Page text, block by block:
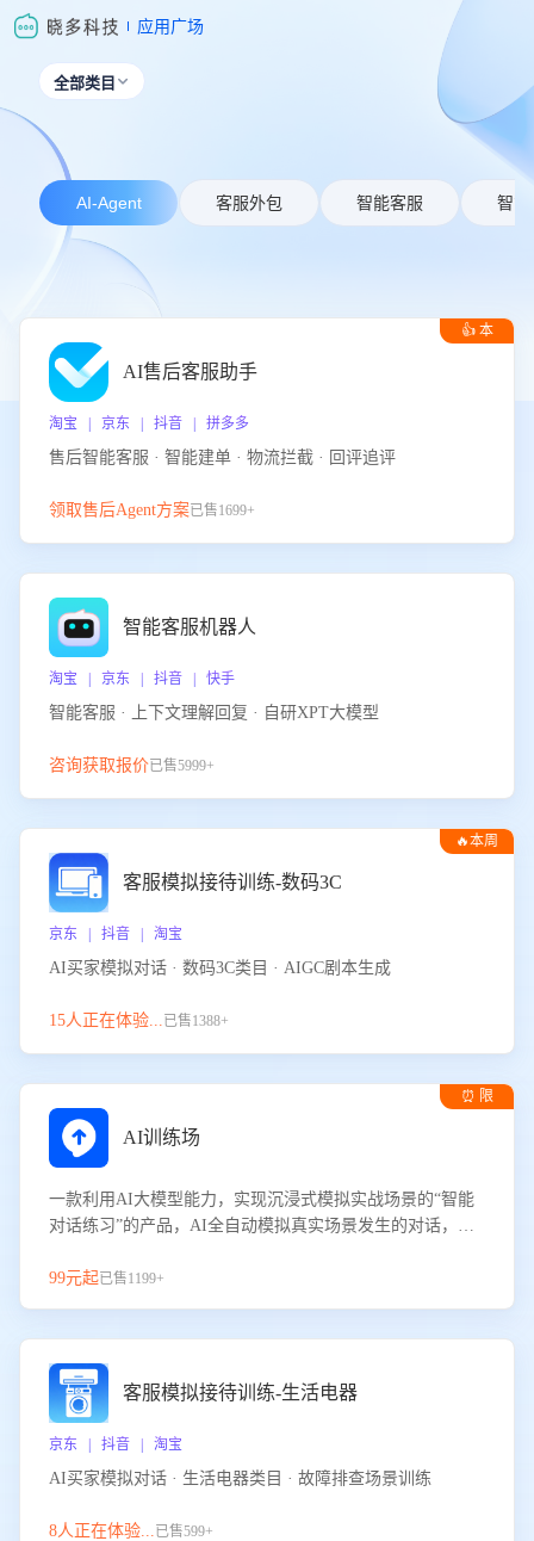
应用广场
全部类目 
AI-Agent 客服外包 智能客服 智能
👍 本
AI售后客服助手
淘宝 | 京东 | 抖音 | 拼多多
售后智能客服 · 智能建单 · 物流拦截 · 回评追评
领取售后Agent方案已售1699+
智能客服机器人
淘宝 | 京东 | 抖音 | 快手
智能客服 · 上下文理解回复 · 自研XPT大模型
咨询获取报价已售5999+
🔥本周
客服模拟接待训练-数码3C
京东 | 抖音 | 淘宝
AI买家模拟对话 · 数码3C类目 · AIGC剧本生成
15人正在体验...已售1388+
⏰ 限
AI训练场
一款利用AI大模型能力，实现沉浸式模拟实战场景的“智能
对话练习”的产品，AI全自动模拟真实场景发生的对话，企
服能力。
99元起已售1199+
客服模拟接待训练-生活电器
京东 | 抖音 | 淘宝
AI买家模拟对话 · 生活电器类目 · 故障排查场景训练
8人正在体验...已售599+